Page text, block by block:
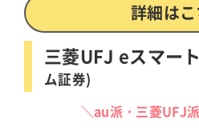
詳細は
三菱UFJ eスマー
ム証券)
＼au派・三菱UFJ